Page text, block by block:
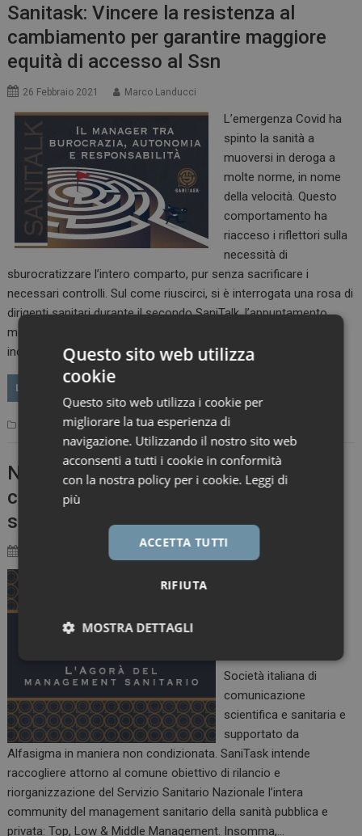
Sanitask: Vincere la resistenza al
cambiamento per garantire maggiore
equità di accesso al Ssn
26 Febbraio 2021 Marco Landucci
L’emergenza Covid ha
spinto la sanità a
muoversi in deroga a
molte norme, in nome
della velocità. Questo
comportamento ha
riacceso i riflettori sulla
necessità di
sburocratizzare l’intero comparto, pur senza sacrificare i
necessari controlli. Sul come riuscirci, si è interrogata una rosa di
dirigenti sanitari durante il secondo SaniTalk, l’appuntamento
mensile di SaniTask, l’iniziativa editoriale di Sics sostenuta
incondizionatamente…
LEGGI
Primo Piano sanitask Leave a comment
Nasce SaniTask, primo hub per la
community del management della
sanità italiana
Società italiana di
comunicazione
scientifica e sanitaria e
supportato da
Alfasigma in maniera non condizionata. SaniTask intende
raccogliere attorno al comune obiettivo di rilancio e
riorganizzazione del Servizio Sanitario Nazionale l’intera
community del management sanitario della sanità pubblica e
privata: Top, Low & Middle Management. Insomma,…
Questo sito web utilizza
cookie
Questo sito web utilizza i cookie per
migliorare la tua esperienza di
navigazione. Utilizzando il nostro sito web
acconsenti a tutti i cookie in conformità
con la nostra policy per i cookie. Leggi di
più
ACCETTA TUTTI
RIFIUTA
MOSTRA DETTAGLI
Necessari Marketing
Necessari Marketing
I cookie necessari contribuiscono a rendere fruibile il
sito web abilitandone funzionalità di base quali la
navigazione sulle pagine e l'accesso alle aree